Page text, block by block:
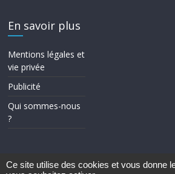
En savoir plus
Mentions légales et
vie privée
Publicité
Qui sommes-nous
?
Ce site utilise des cookies et vous donne